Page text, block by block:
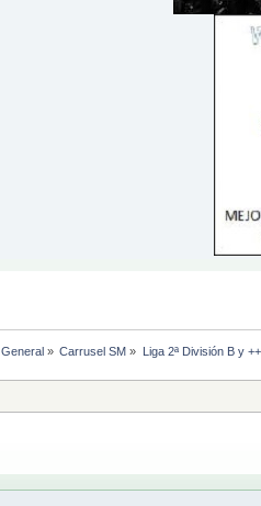
General » Carrusel SM » Liga 2ª División B y